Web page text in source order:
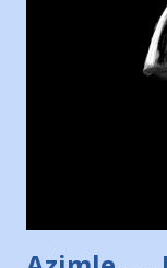
duruyor. Havuzun
yüzücüleri.
Sadece 4 kız
kızından biri
Adana Nesrin, 16
Türkiye 3.lüğü var.